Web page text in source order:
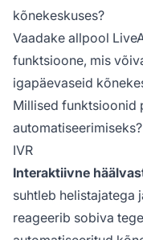
kõnekeskuses?
Vaadake allpool
funktsioone, mis
igapäevaseid
Millised funktsioonid
automatiseerimiseks?
IVR
Interaktiivne
suhtleb helistajatega
reageerib sobiva